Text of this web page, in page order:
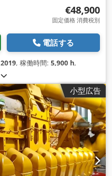
€48,900
固定価格 消費税別
電話する
2019, 稼働時間: 5,900 h,
小型広告